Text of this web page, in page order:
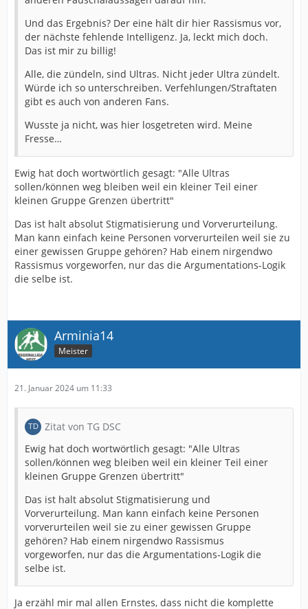
Und das Ergebnis? Der eine hält dir hier Rassismus vor,
der nächste fehlende Intelligenz. Ja, leckt mich doch.
Das ist mir zu billig!
Alle, die zündeln, sind Ultras. Nicht jeder Ultra zündelt.
Würde ich so unterschreiben. Verfehlungen/Straftaten
gibt es auch von anderen Fans.
Wusste ja nicht, was hier losgetreten wird. Meine
Fresse…
Ewig hat doch wortwörtlich gesagt: "Alle Ultras
sollen/können weg bleiben weil ein kleiner Teil einer
kleinen Gruppe Grenzen übertritt"
Das ist halt absolut Stigmatisierung und Vorverurteilung.
Man kann einfach keine Personen vorverurteilen weil sie zu
einer gewissen Gruppe gehören? Hab einem nirgendwo
Rassismus vorgeworfen, nur das die Argumentations-Logik
die selbe ist.
Arminia14
Meister
21. Januar 2024 um 11:33
Zitat von TG DSC
Ewig hat doch wortwörtlich gesagt: "Alle Ultras
sollen/können weg bleiben weil ein kleiner Teil einer
kleinen Gruppe Grenzen übertritt"
Das ist halt absolut Stigmatisierung und
Vorverurteilung. Man kann einfach keine Personen
vorverurteilen weil sie zu einer gewissen Gruppe
gehören? Hab einem nirgendwo Rassismus
vorgeworfen, nur das die Argumentations-Logik die
selbe ist.
Ja erzähl mir mal allen Ernstes, dass nicht die komplette